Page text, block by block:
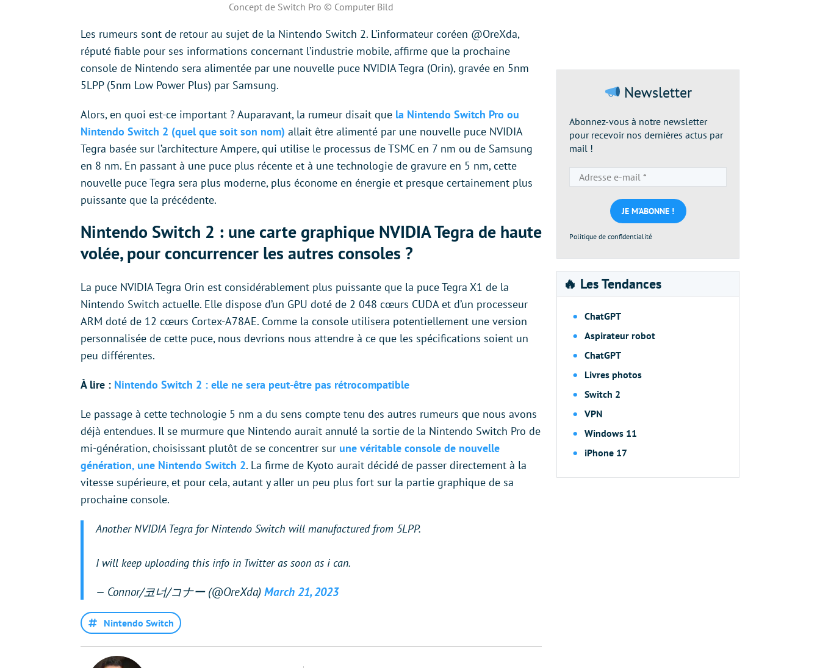
Concept de Switch Pro © Computer Bild
Les rumeurs sont de retour au sujet de la Nintendo Switch 2. L’informateur coréen @OreXda,
réputé fiable pour ses informations concernant l’industrie mobile, affirme que la prochaine
console de Nintendo sera alimentée par une nouvelle puce NVIDIA Tegra (Orin), gravée en 5nm
5LPP (5nm Low Power Plus) par Samsung.
Alors, en quoi est-ce important ? Auparavant, la rumeur disait que la Nintendo Switch Pro ou
Nintendo Switch 2 (quel que soit son nom) allait être alimenté par une nouvelle puce NVIDIA
Tegra basée sur l’architecture Ampere, qui utilise le processus de TSMC en 7 nm ou de Samsung
en 8 nm. En passant à une puce plus récente et à une technologie de gravure en 5 nm, cette
nouvelle puce Tegra sera plus moderne, plus économe en énergie et presque certainement plus
puissante que la précédente.
Nintendo Switch 2 : une carte graphique NVIDIA Tegra de haute
volée, pour concurrencer les autres consoles ?
La puce NVIDIA Tegra Orin est considérablement plus puissante que la puce Tegra X1 de la
Nintendo Switch actuelle. Elle dispose d’un GPU doté de 2 048 cœurs CUDA et d’un processeur
ARM doté de 12 cœurs Cortex-A78AE. Comme la console utilisera potentiellement une version
personnalisée de cette puce, nous devrions nous attendre à ce que les spécifications soient un
peu différentes.
À lire : Nintendo Switch 2 : elle ne sera peut-être pas rétrocompatible
Le passage à cette technologie 5 nm a du sens compte tenu des autres rumeurs que nous avons
déjà entendues. Il se murmure que Nintendo aurait annulé la sortie de la Nintendo Switch Pro de
mi-génération, choisissant plutôt de se concentrer sur une véritable console de nouvelle
génération, une Nintendo Switch 2. La firme de Kyoto aurait décidé de passer directement à la
vitesse supérieure, et pour cela, autant y aller un peu plus fort sur la partie graphique de sa
prochaine console.
Another NVIDIA Tegra for Nintendo Switch will manufactured from 5LPP.
I will keep uploading this info in Twitter as soon as i can.
— Connor/코너/コナー (@OreXda) March 21, 2023
Nintendo Switch
Newsletter
Abonnez-vous à notre newsletter
pour recevoir nos dernières actus par
mail !
e-
mail
*
Politique de confidentialité
🔥 Les Tendances
ChatGPT
Aspirateur robot
ChatGPT
Livres photos
Switch 2
VPN
Windows 11
iPhone 17